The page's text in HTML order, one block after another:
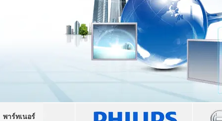
พาร์ทเนอร์